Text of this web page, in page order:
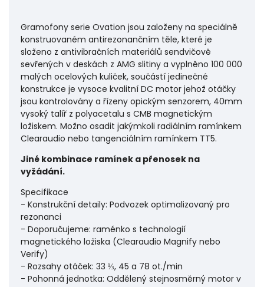
Gramofony serie Ovation jsou založeny na speciálně
konstruovaném antirezonančním těle, které je
složeno z antivibračních materiálů sendvičově
sevřených v deskách z AMG slitiny a vyplněno 100 000
malých ocelových kuliček, součástí jedinečné
konstrukce je vysoce kvalitní DC motor jehož otáčky
jsou kontrolovány a řízeny opickým senzorem, 40mm
vysoký talíř z polyacetalu s CMB magnetickým
ložiskem. Možno osadit jakýmkoli radiálním ramínkem
Clearaudio nebo tangenciálním ramínkem TT5.
Jiné kombinace ramínek a přenosek na
vyžádání.
Specifikace
- Konstrukční detaily: Podvozek optimalizovaný pro
rezonanci
- Doporučujeme: raménko s technologií
magnetického ložiska (Clearaudio Magnify nebo
Verify)
- Rozsahy otáček: 33 ⅓, 45 a 78 ot./min
- Pohonná jednotka: Oddělený stejnosměrný motor v